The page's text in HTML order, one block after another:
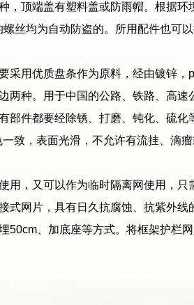
，顶端盖有塑料盖或防雨帽。根据环
丝均为自动防盗的。所用配件也可
用优质盘条作为原料，经由镀锌，
两种。用于中国的公路、铁路、高速
部件都要经除锈、打磨、钝化、硫化
致，表面光滑，不允许有流挂、滴瘤
，又可以作为临时隔离网使用，只
式网片，具有日久抗腐蚀、抗紫外线
50cm、加底座等方式。将框架护栏